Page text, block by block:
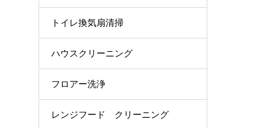
トイレ換気扇清掃
ハウスクリーニング
フロアー洗浄
レンジフード クリーニング